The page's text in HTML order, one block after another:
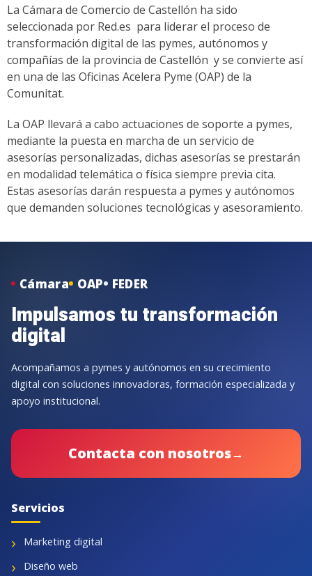
La Cámara de Comercio de Castellón ha sido
seleccionada por Red.es para liderar el proceso de
transformación digital de las pymes, autónomos y
compañías de la provincia de Castellón y se convierte así
en una de las Oficinas Acelera Pyme (OAP) de la
Comunitat.
La OAP llevará a cabo actuaciones de soporte a pymes,
mediante la puesta en marcha de un servicio de
asesorías personalizadas, dichas asesorías se prestarán
en modalidad telemática o física siempre previa cita.
Estas asesorías darán respuesta a pymes y autónomos
que demanden soluciones tecnológicas y asesoramiento.
Cámara OAP FEDER
Impulsamos tu transformación
digital
Acompañamos a pymes y autónomos en su crecimiento
digital con soluciones innovadoras, formación especializada y
apoyo institucional.
Contacta con nosotros→
Servicios
Marketing digital
Diseño web